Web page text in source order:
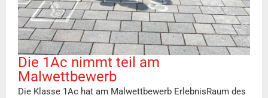
Die 1Ac nimmt teil am
Malwettbewerb
Die Klasse 1Ac hat am Malwettbewerb ErlebnisRaum des